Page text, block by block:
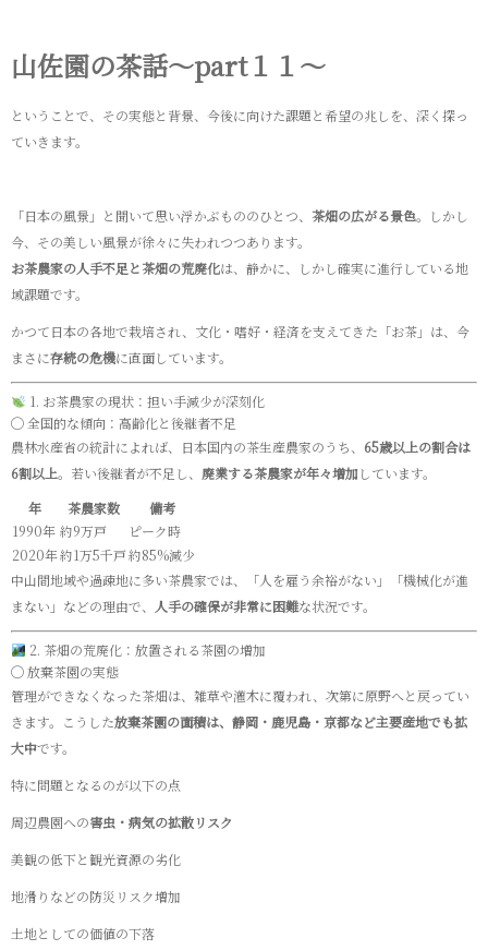
山佐園の茶話～part１１～
ということで、その実態と背景、今後に向けた課題と希望の兆しを、深く探っ
ていきます。
「日本の風景」と聞いて思い浮かぶもののひとつ、 茶畑の広がる景色。しかし
今、その美しい風景が徐々に失われつつあります。
お茶農家の人手不足と茶畑の荒廃化は、静かに、しかし確実に進行している地
域課題です。
かつて日本の各地で栽培され、文化・嗜好・経済を支えてきた「お茶」は、今
まさに存続の危機に直面しています。
1. お茶農家の現状：担い手減少が深刻化
◯ 全国的な傾向：高齢化と後継者不足
農林水産省の統計によれば、日本国内の茶生産農家のうち、 65歳以上の割合は
6割以上。若い後継者が不足し、 廃業する茶農家が年々増加しています。
年
茶農家数
備考
1990年 約9万戸
ピーク時
2020年約1万5千戸約85%減少
中山間地域や過疎地に多い茶農家では、「人を雇う余裕がない」「機械化が進
まない」などの理由で、
人手の確保が非常に困難な状況です。
2. 茶畑の荒廃化：放置される茶園の増加
◯ 放棄茶園の実態
管理ができなくなった茶畑は、雑草や灌木に覆われ、次第に原野へと戻ってい
きます。こうした放棄茶園の面積は、静岡・鹿児島・京都など主要産地でも拡
大中です。
特に問題となるのが以下の点
周辺農園への害虫・病気の拡散リスク
美観の低下と観光資源の劣化
地滑りなどの防災リスク増加
土地としての価値の下落